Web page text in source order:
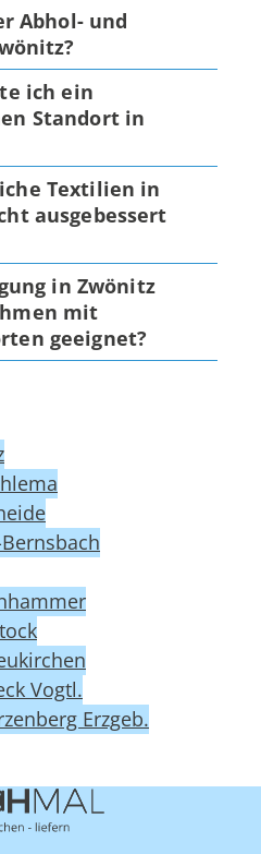
Abhol- und
ich ein
Standort in
Textilien in
ausgebessert
in Zwönitz
mit
geeignet?
Vogtl.
Erzgeb.